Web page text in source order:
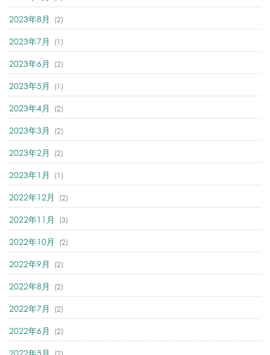
2023年8月 (2)
2023年7月 (1)
2023年6月 (2)
2023年5月 (1)
2023年4月 (2)
2023年3月 (2)
2023年2月 (2)
2023年1月 (1)
2022年12月 (2)
2022年11月 (3)
2022年10月 (2)
2022年9月 (2)
2022年8月 (2)
2022年7月 (2)
2022年6月 (2)